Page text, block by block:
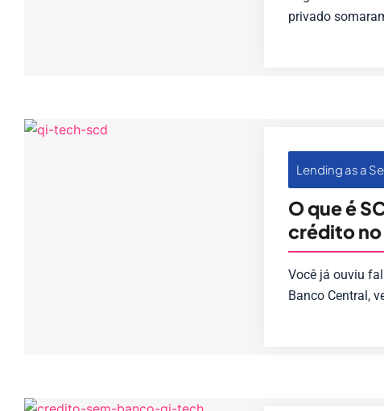
privado
Lending as a
O que é
crédito no
Você já ouviu
Banco Central,